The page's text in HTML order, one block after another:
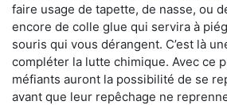
faire usage de tapette, de nasse, ou
encore de colle glue qui servira à
souris qui vous dérangent. C’est là
compléter la lutte chimique. Avec ce
méfiants auront la possibilité de se
avant que leur repêchage ne